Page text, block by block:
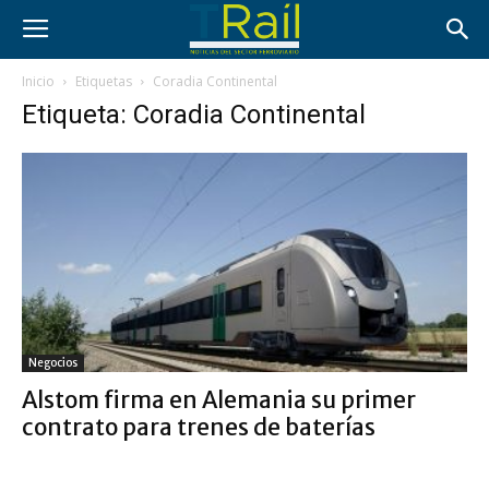
Inicio Etiquetas Coradia Continental
Etiqueta: Coradia Continental
Negocios
Alstom firma en Alemania su primer
contrato para trenes de baterías